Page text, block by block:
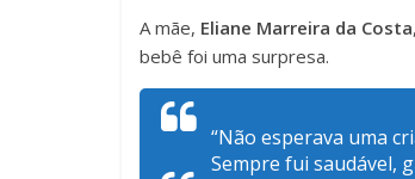
A mãe, Eliane Marreira da Costa
bebê foi uma surpresa.
“Não esperava uma
Sempre fui saudável,